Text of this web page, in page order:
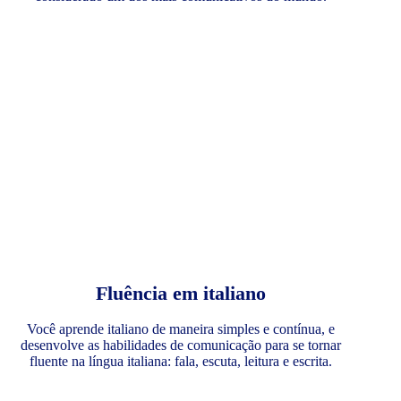
Fluência em italiano
Você aprende italiano de maneira simples e contínua, e
desenvolve as habilidades de comunicação para se tornar
fluente na língua italiana: fala, escuta, leitura e escrita.